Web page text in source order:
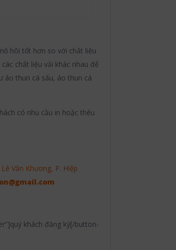
hôi tốt hơn so với chất liệu
các chất liệu vải khác nhau để
áo thun cá sấu, áo thun cá
có nhu cầu in hoặc thêu
Văn Khương, P. Hiệp
khách đăng ký[/button-